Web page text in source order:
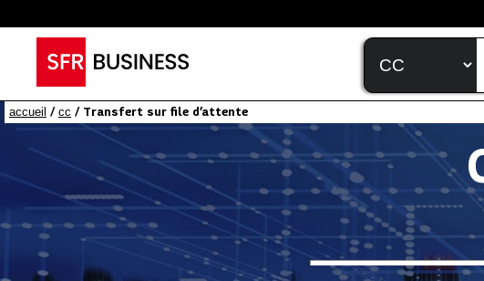
accueil / cc / Transfert sur file d’attente